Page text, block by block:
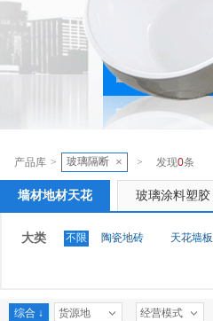
产品库 > 玻璃隔断 × > 发现0条
墙材地材天花 玻璃涂料塑胶
大类 不限 陶瓷地砖 天花墙板
综合 ↓ 货源地 经营模式